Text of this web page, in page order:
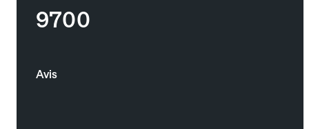
9700
Avis